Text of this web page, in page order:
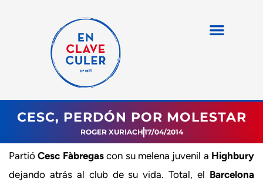
CESC, PERDÓN POR MOLESTAR
ROGER XURIACH 17/04/2014
PartióCesc Fàbregascon su melena juvenil a Highbury
dejando atrás al club de su vida. Total, el Barcelona